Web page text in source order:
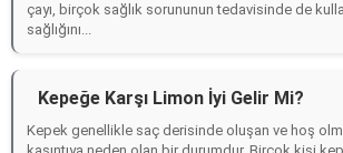
çayı, birçok sağlık sorununun tedavisinde de
sağlığını...
Kepeğe Karşı Limon İyi Gelir Mi?
Kepek genellikle saç derisinde oluşan ve hoş